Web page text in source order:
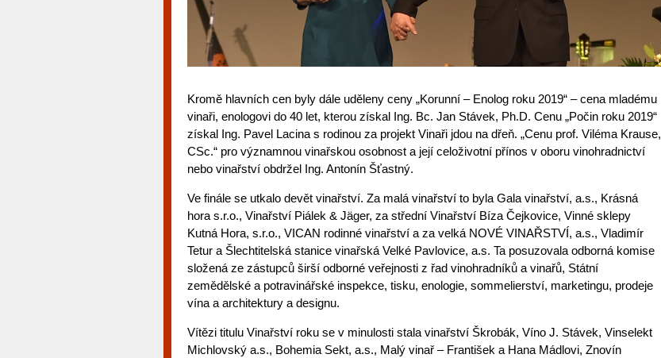
Kromě hlavních cen byly dále uděleny ceny „Korunní – Enolog roku 2019“ – cena mladému
vinaři, enologovi do 40 let, kterou získal Ing. Bc. Jan Stávek, Ph.D. Cenu „Počin roku 2019“
získal Ing. Pavel Lacina s rodinou za projekt Vinaři jdou na dřeň. „Cenu prof. Viléma Krause,
CSc.“ pro významnou vinařskou osobnost a její celoživotní přínos v oboru vinohradnictví
nebo vinařství obdržel Ing. Antonín Šťastný.
Ve finále se utkalo devět vinařství. Za malá vinařství to byla Gala vinařství, a.s., Krásná
hora s.r.o., Vinařství Piálek & Jäger, za střední Vinařství Bíza Čejkovice, Vinné sklepy
Kutná Hora, s.r.o., VICAN rodinné vinařství a za velká NOVÉ VINAŘSTVÍ, a.s., Vladimír
Tetur a Šlechtitelská stanice vinařská Velké Pavlovice, a.s. Ta posuzovala odborná komise
složená ze zástupců širší odborné veřejnosti z řad vinohradníků a vinařů, Státní
zemědělské a potravinářské inspekce, tisku, enologie, sommelierství, marketingu, prodeje
vína a architektury a designu.
Vítězi titulu Vinařství roku se v minulosti stala vinařství Škrobák, Víno J. Stávek, Vinselekt
Michlovský a.s., Bohemia Sekt, a.s., Malý vinař – František a Hana Mádlovi, Znovín